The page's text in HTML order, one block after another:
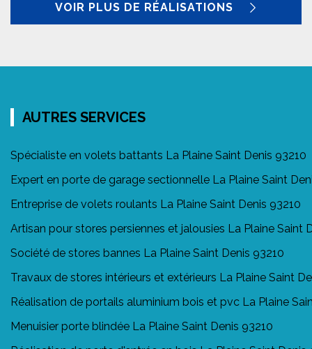
VOIR PLUS DE RÉALISATIONS
AUTRES SERVICES
Spécialiste en volets battants La Plaine Saint Denis 93210
Expert en porte de garage sectionnelle La Plaine Saint
Entreprise de volets roulants La Plaine Saint Denis 93210
Artisan pour stores persiennes et jalousies La Plaine Saint
Société de stores bannes La Plaine Saint Denis 93210
Travaux de stores intérieurs et extérieurs La Plaine Saint
Réalisation de portails aluminium bois et pvc La Plaine
Menuisier porte blindée La Plaine Saint Denis 93210